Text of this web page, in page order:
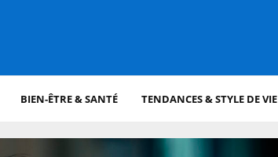
BIEN-ÊTRE & SANTÉ TENDANCES & STYLE DE VIE